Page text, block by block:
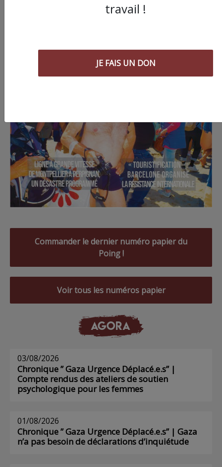
Commander le dernier numéro papier du
Poing !
Voir tous les numéros papier
AGORA
03/08/2026
Chronique ” Gaza Urgence Déplacé.e.s” |
Compte rendus des ateliers de soutien
psychologique pour les femmes
01/08/2026
Chronique ” Gaza Urgence Déplacé.e.s” | Gaza
n’a pas besoin de déclarations d’inquiétude
travail !
JE FAIS UN DON